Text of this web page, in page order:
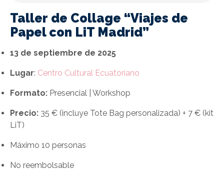
Taller de Collage “Viajes de
Papel con LiT Madrid”
13 de septiembre de 2025
Lugar: Centro Cultural Ecuatoriano
Formato: Presencial | Workshop
Precio: 35 € (incluye Tote Bag personalizada) + 7 € (kit
LiT)
Máximo 10 personas
No reembolsable